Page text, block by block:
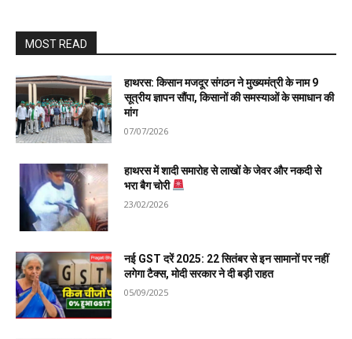
MOST READ
हाथरस: किसान मजदूर संगठन ने मुख्यमंत्री के नाम 9
सूत्रीय ज्ञापन सौंपा, किसानों की समस्याओं के समाधान की
मांग
07/07/2026
हाथरस में शादी समारोह से लाखों के जेवर और नकदी से
भरा बैग चोरी
23/02/2026
नई GST दरें 2025: 22 सितंबर से इन सामानों पर नहीं
लगेगा टैक्स, मोदी सरकार ने दी बड़ी राहत
05/09/2025